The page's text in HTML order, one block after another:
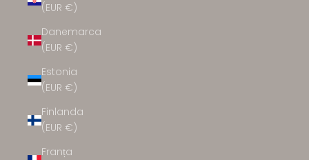
(EUR €)
Danemarca
(EUR €)
Estonia
(EUR €)
Finlanda
(EUR €)
Franța